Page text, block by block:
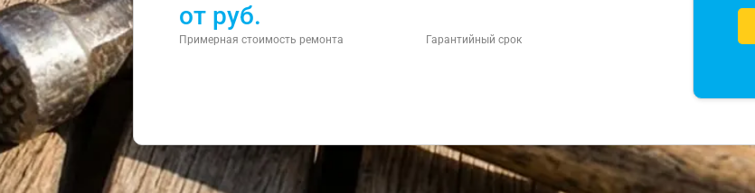
от руб.
Примерная стоимость ремонта Гарантийный срок